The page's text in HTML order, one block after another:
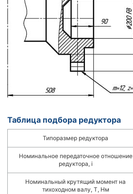
Таблица подбора редуктора
Типоразмер редуктора
Номинальное передаточное отношение
редуктора, i
Номинальный крутящий момент на
тихоходном валу, Т, Нм